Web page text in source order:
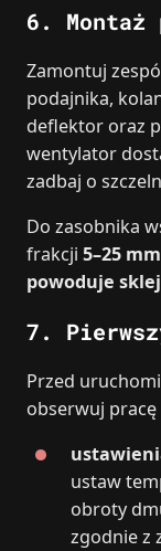
6.
Zamontuj
podajnika,
deflektor oraz
wentylator
zadbaj o
Do zasobnika
frakcji 5–25 mm
powoduje
7.
Przed
obserwuj pracę
ustaw
obroty
zgodnie z